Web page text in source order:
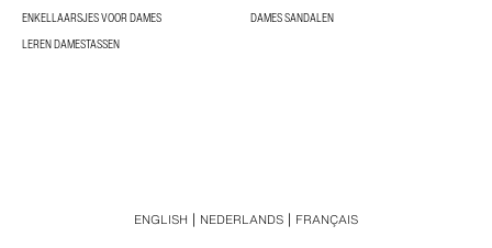
ENKELLAARSJES VOOR DAMES
DAMES SANDALEN
LEREN DAMESTASSEN
ENGLISH NEDERLANDS FRANÇAIS